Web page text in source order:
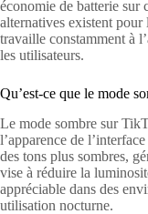
économie de batterie sur
alternatives existent
travaille constamment à
les utilisateurs.
Qu’est-ce que le mode
Le mode sombre sur
l’apparence de
des tons plus sombres,
vise à réduire la
appréciable dans des
utilisation nocturne.